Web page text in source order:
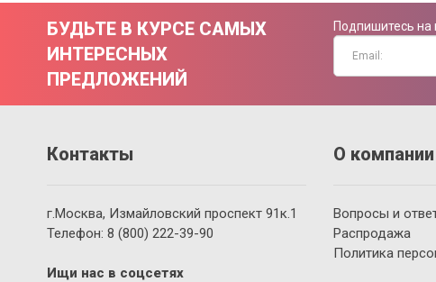
БУДЬТЕ В КУРСЕ САМЫХ
ИНТЕРЕСНЫХ
ПРЕДЛОЖЕНИЙ
Подпишитесь на
Контакты
г.Москва, Измайловский проспект 91к.1
Телефон: 8 (800) 222-39-90
Ищи нас в соцсетях
О компании
Вопросы и
Распродажа
Политика